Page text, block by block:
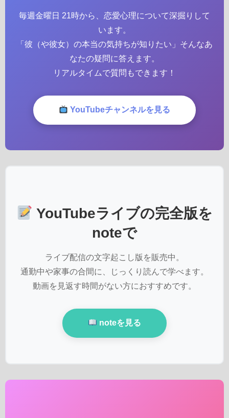
毎週金曜日 21時から、恋愛心理について深掘りして
います。
「彼（や彼女）の本当の気持ちが知りたい」そんなあ
なたの疑問に答えます。
リアルタイムで質問もできます！
YouTubeチャンネルを見る
YouTubeライブの完全版を
noteで
ライブ配信の文字起こし版を販売中。
通勤中や家事の合間に、じっくり読んで学べます。
動画を見返す時間がない方におすすめです。
noteを見る